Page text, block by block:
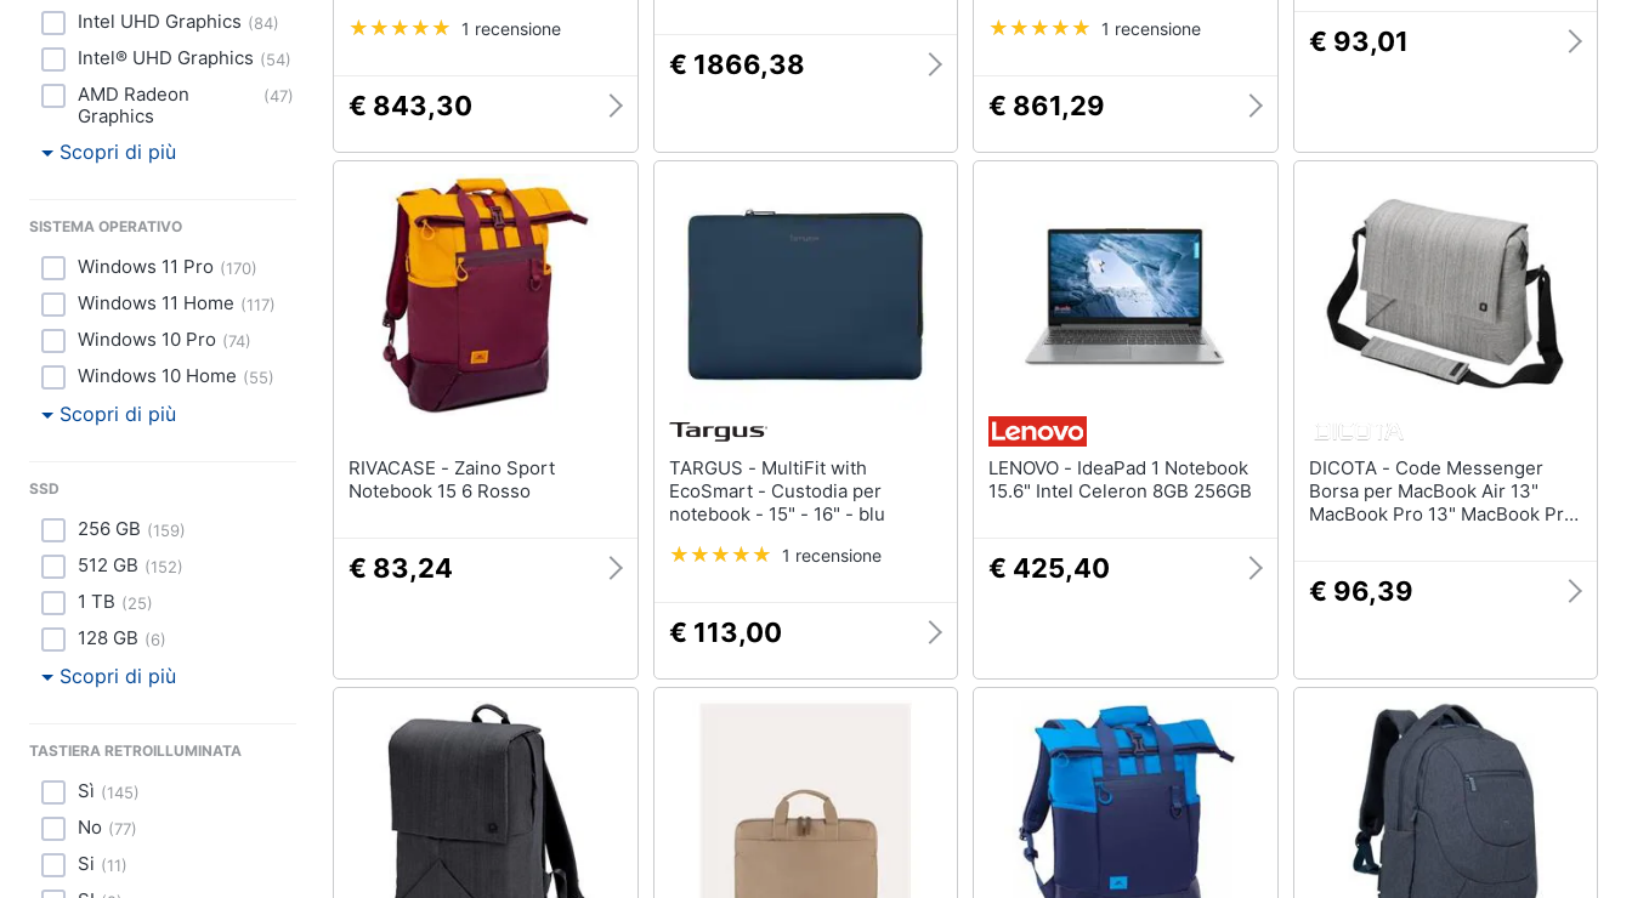
Intel UHD Graphics (84)
Intel® UHD Graphics (54)
AMD Radeon
Graphics
(47)
Scopri di più
SISTEMA OPERATIVO
Windows 11 Pro (170)
Windows 11 Home (117)
Windows 10 Pro (74)
Windows 10 Home (55)
Scopri di più
SSD
256 GB (159)
512 GB (152)
1 TB (25)
128 GB (6)
Scopri di più
TASTIERA RETROILLUMINATA
Sì (145)
No (77)
Si (11)
1 recensione
€ 843,30
€ 1866,38
1 recensione
€ 861,29
€ 93,01
RIVACASE - Zaino Sport
Notebook 15 6 Rosso
€ 83,24
TARGUS - MultiFit with
EcoSmart - Custodia per
notebook - 15" - 16" - blu
1 recensione
€ 113,00
LENOVO - IdeaPad 1 Notebook
15.6" Intel Celeron 8GB 256GB
€ 425,40
DICOTA - Code Messenger
Borsa per MacBook Air 13"
MacBook Pro 13" MacBook Pro
€ 96,39